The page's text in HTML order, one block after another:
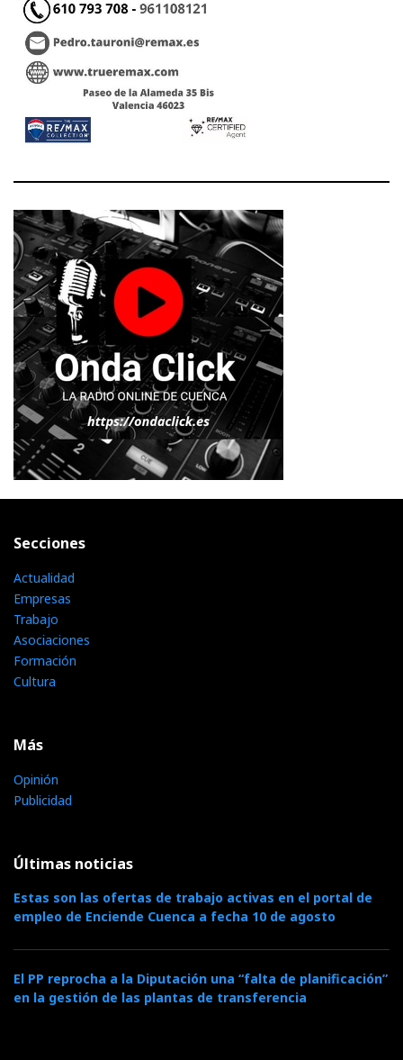
Secciones
Actualidad
Empresas
Trabajo
Asociaciones
Formación
Cultura
Más
Opinión
Publicidad
Últimas noticias
Estas son las ofertas de trabajo activas en el portal de
empleo de Enciende Cuenca a fecha 10 de agosto
El PP reprocha a la Diputación una “falta de planificación”
en la gestión de las plantas de transferencia